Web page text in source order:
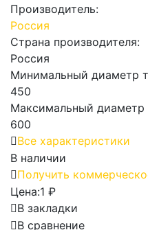
Производитель:
Россия
Страна производителя:
Россия
Минимальный диаметр
450
Максимальный
600
Все характеристики
В наличии
Получить
Цена:1 ₽
В закладки
В сравнение